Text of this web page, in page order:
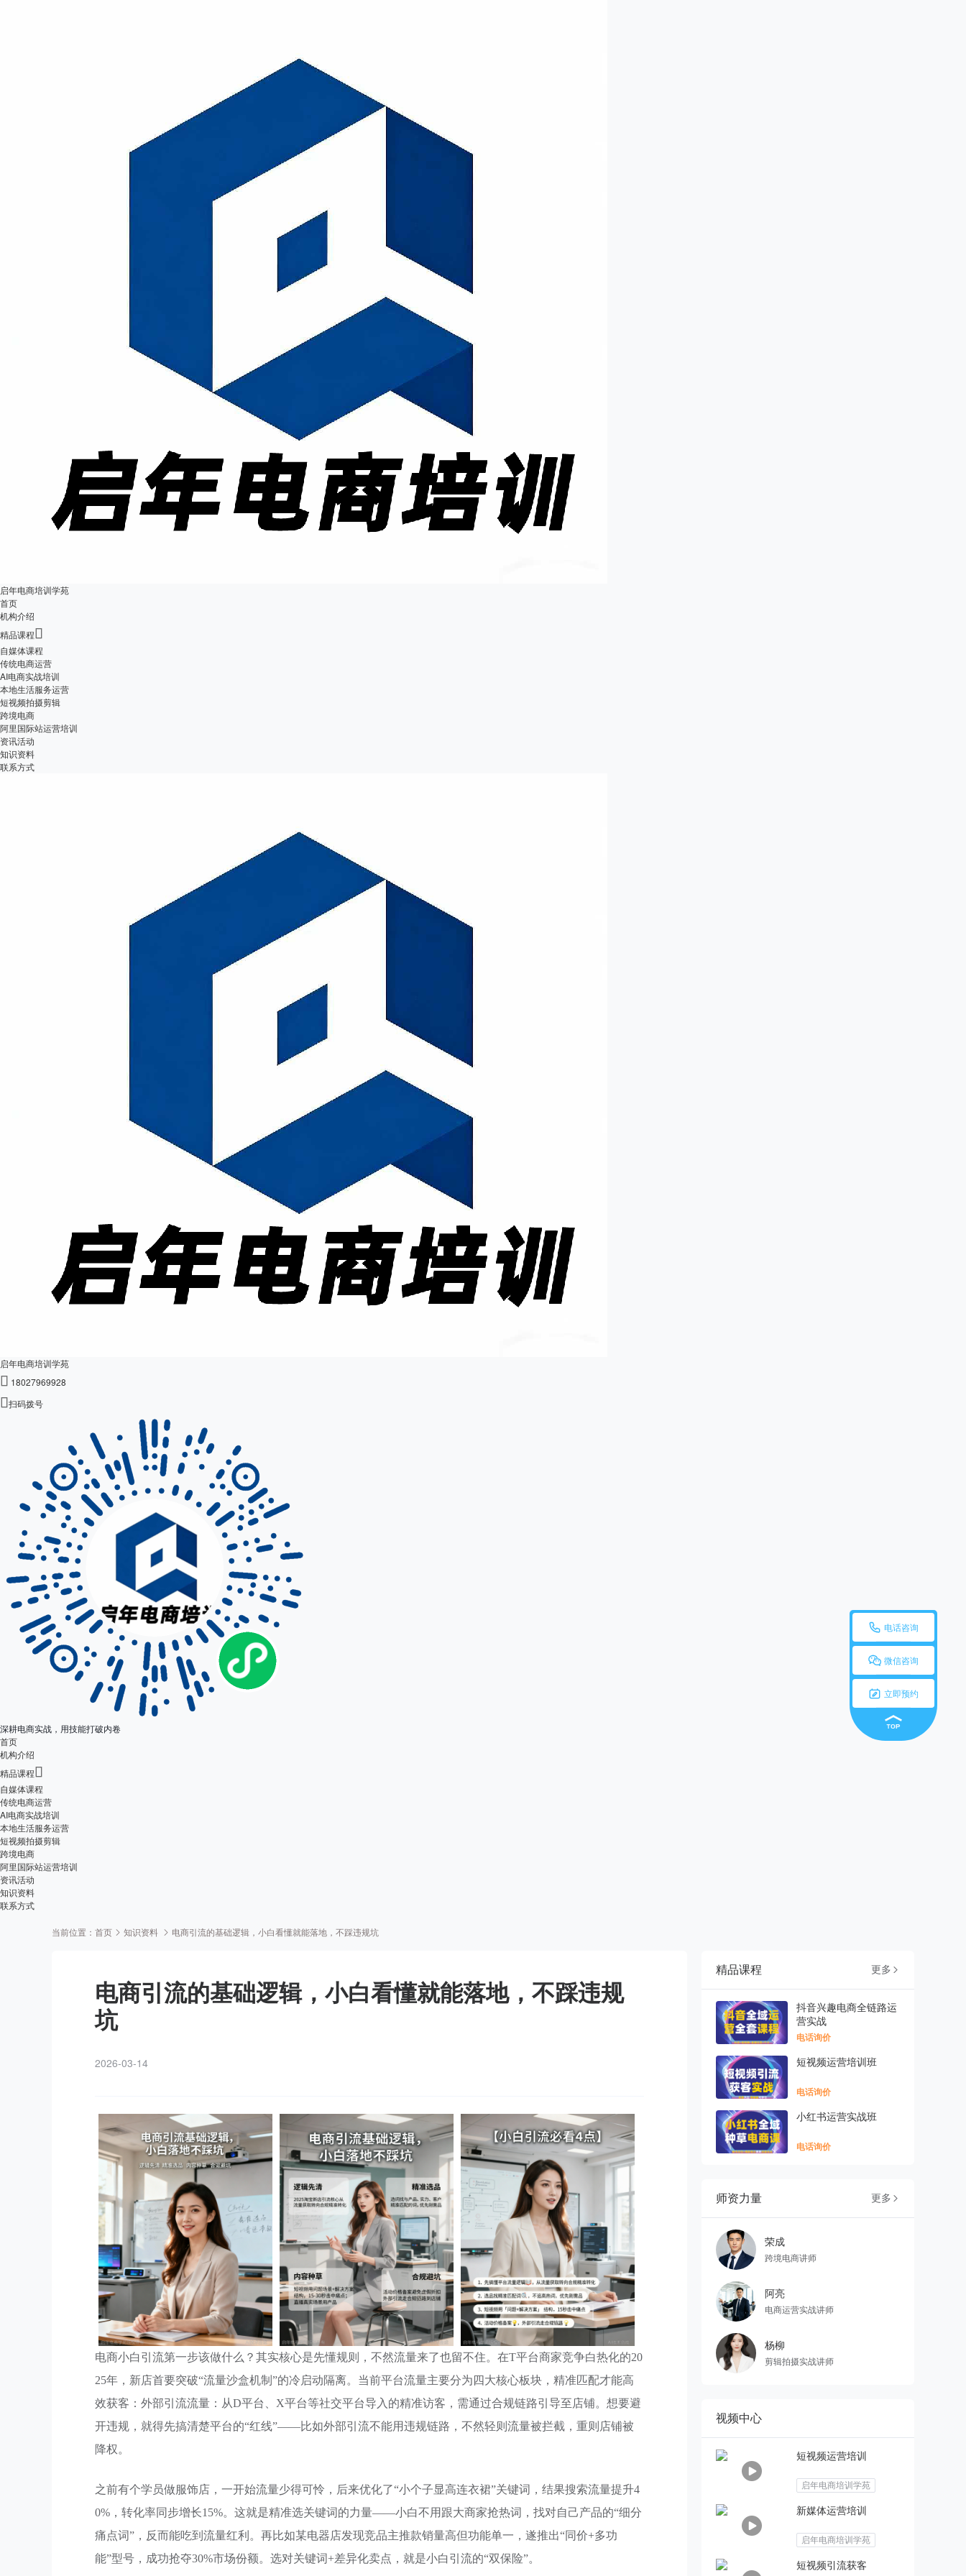
启年电商培训学苑
首页
机构介绍
精品课程
自媒体课程
传统电商运营
AI电商实战培训
本地生活服务运营
短视频拍摄剪辑
跨境电商
阿里国际站运营培训
资讯活动
知识资料
联系方式
启年电商培训学苑
 18027969928
扫码拨号
深耕电商实战，用技能打破内卷
首页
机构介绍
精品课程
自媒体课程
传统电商运营
AI电商实战培训
本地生活服务运营
短视频拍摄剪辑
跨境电商
阿里国际站运营培训
资讯活动
知识资料
联系方式
 电话咨询
 微信咨询
 立即预约
当前位置： 首页 知识资料 电商引流的基础逻辑，小白看懂就能落地，不踩违规坑
电商引流的基础逻辑，小白看懂就能落地，不踩违规
坑
2026-03-14
电商小白引流第一步该做什么？其实核心是先懂规则，不然流量来了也留不住。在T平台商家竞争白热化的20
25年，新店首要突破“流量沙盒机制”的冷启动隔离。当前平台流量主要分为四大核心板块，精准匹配才能高
效获客：外部引流流量：从D平台、X平台等社交平台导入的精准访客，需通过合规链路引导至店铺。想要避
开违规，就得先搞清楚平台的“红线”——比如外部引流不能用违规链路，不然轻则流量被拦截，重则店铺被
降权。
之前有个学员做服饰店，一开始流量少得可怜，后来优化了“小个子显高连衣裙”关键词，结果搜索流量提升4
0%，转化率同步增长15%。这就是精准选关键词的力量——小白不用跟大商家抢热词，找对自己产品的“细分
痛点词”，反而能吃到流量红利。再比如某电器店发现竞品主推款销量高但功能单一，遂推出“同价+多功
能”型号，成功抢夺30%市场份额。选对关键词+差异化卖点，就是小白引流的“双保险”。
精品课程 更多 
抖音兴趣电商全链路运
营实战
电话询价
短视频运营培训班
电话询价
小红书运营实战班
电话询价
师资力量 更多 
荣成
跨境电商讲师
阿亮
电商运营实战讲师
杨柳
剪辑拍摄实战讲师
视频中心
短视频运营培训
启年电商培训学苑
新媒体运营培训
启年电商培训学苑
短视频引流获客